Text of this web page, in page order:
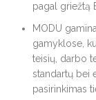
pagal griežtą
MODU
gamyklose,
teisių, darbo
standartų bei
pasirinkimas